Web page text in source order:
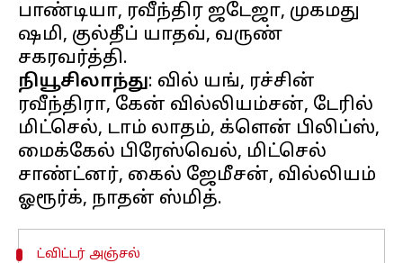
பாண்டியா, ரவீந்திர ஜடேஜா, முகமது
ஷமி, குல்தீப் யாதவ், வருண்
நியூசிலாந்து: வில் யங், ரச்சின்
ரவீந்திரா, கேன் வில்லியம்சன், டேரில்
மிட்செல், டாம் லாதம், க்ளென் பிலிப்ஸ்,
மைக்கேல் பிரேஸ்வெல், மிட்செல்
சாண்ட்னர், கைல் ஜேமீசன், வில்லியம்
ட்விட்டர் அஞ்சல்